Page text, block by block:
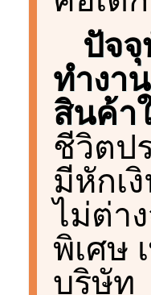
ปัจจุ
ทำงา
สินค้า
ชีวิตป
มีหักเ
ไม่ต่า
พิเศษ
บริษัท